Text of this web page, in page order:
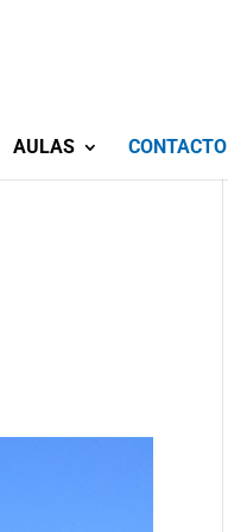
AULAS CONTACTO